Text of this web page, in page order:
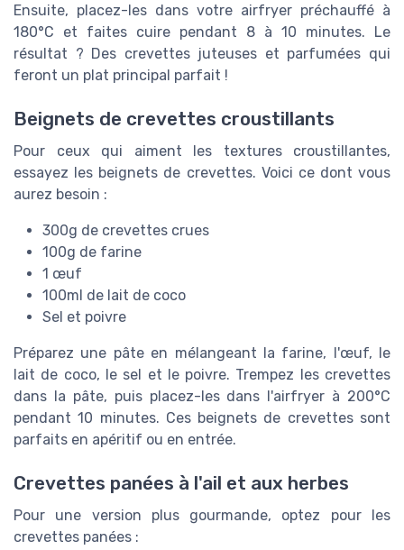
Ensuite, placez-les dans votre airfryer préchauffé à
180°C et faites cuire pendant 8 à 10 minutes. Le
résultat ? Des crevettes juteuses et parfumées qui
feront un plat principal parfait !
Beignets de crevettes croustillants
Pour ceux qui aiment les textures croustillantes,
essayez les beignets de crevettes. Voici ce dont vous
aurez besoin :
300g de crevettes crues
100g de farine
1 œuf
100ml de lait de coco
Sel et poivre
Préparez une pâte en mélangeant la farine, l'œuf, le
lait de coco, le sel et le poivre. Trempez les crevettes
dans la pâte, puis placez-les dans l'airfryer à 200°C
pendant 10 minutes. Ces beignets de crevettes sont
parfaits en apéritif ou en entrée.
Crevettes panées à l'ail et aux herbes
Pour une version plus gourmande, optez pour les
crevettes panées :